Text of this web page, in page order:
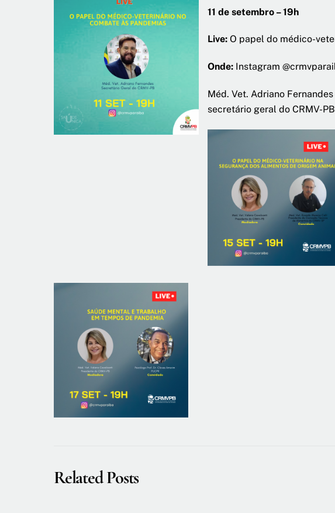
11 de setembro – 19h
Live: O papel do médico-
Onde: Instagram
Méd. Vet. Adriano
secretário geral do CRMV-
Related Posts